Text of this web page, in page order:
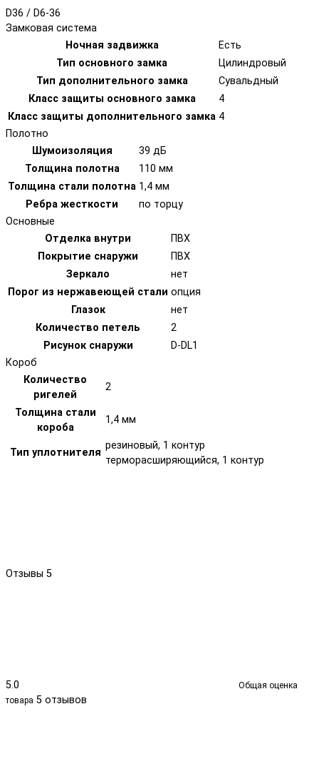
D36 / D6-36
Замковая система
Ночная задвижка
Есть
Тип основного замка
Цилиндровый
Тип дополнительного замка
Сувальдный
Класс защиты основного замка
4
Класс защиты дополнительного замка 4
Полотно
Шумоизоляция
39 дБ
Толщина полотна
110 мм
Толщина стали полотна 1,4 мм
Ребра жесткости
по торцу
Основные
Отделка внутри
ПВХ
Покрытие снаружи
ПВХ
Зеркало
нет
Порог из нержавеющей стали опция
Глазок
нет
Количество петель
2
Рисунок снаружи
D-DL1
Короб
Количество
ригелей
2
Толщина стали
короба
1,4 мм
Тип уплотнителя
резиновый, 1 контур
терморасширяющийся, 1 контур
Отзывы 5
5.0
Общая оценка
товара 5 отзывов